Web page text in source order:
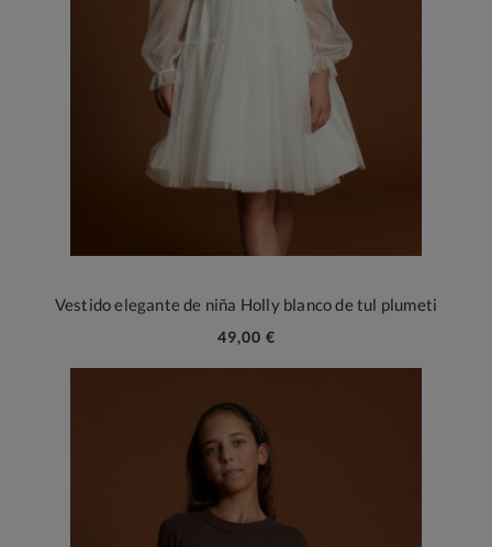
Vestido elegante de niña Holly blanco de tul plumeti
49,00 €